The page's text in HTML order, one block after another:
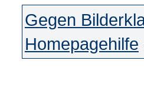
Gegen
Homepagehilfe